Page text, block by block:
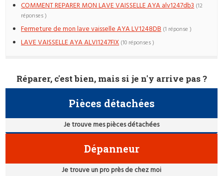
COMMENT REPARER MON LAVE VAISSELLE AYA alv1247db3 (12
réponses )
Fermeture de mon lave vaisselle AYA LV1248DB (1 réponse )
LAVE VAISSELLE AYA ALVI1247FIX (10 réponses )
Réparer, c'est bien, mais si je n'y arrive pas ?
Pièces détachées
Je trouve mes pièces détachées
Dépanneur
Je trouve un pro près de chez moi